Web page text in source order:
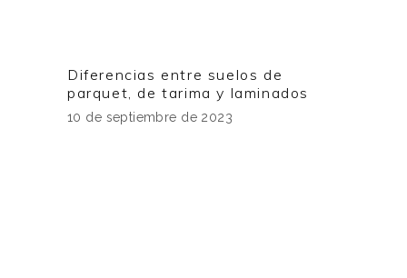
Diferencias entre suelos de
parquet, de tarima y laminados
10 de septiembre de 2023